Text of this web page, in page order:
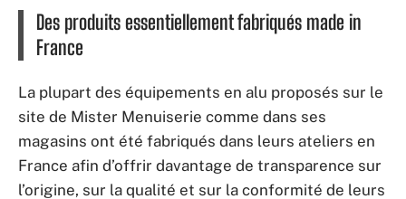
Des produits essentiellement fabriqués made in
France
La plupart des équipements en alu proposés sur le
site de Mister Menuiserie comme dans ses
magasins ont été fabriqués dans leurs ateliers en
France afin d’offrir davantage de transparence sur
l’origine, sur la qualité et sur la conformité de leurs